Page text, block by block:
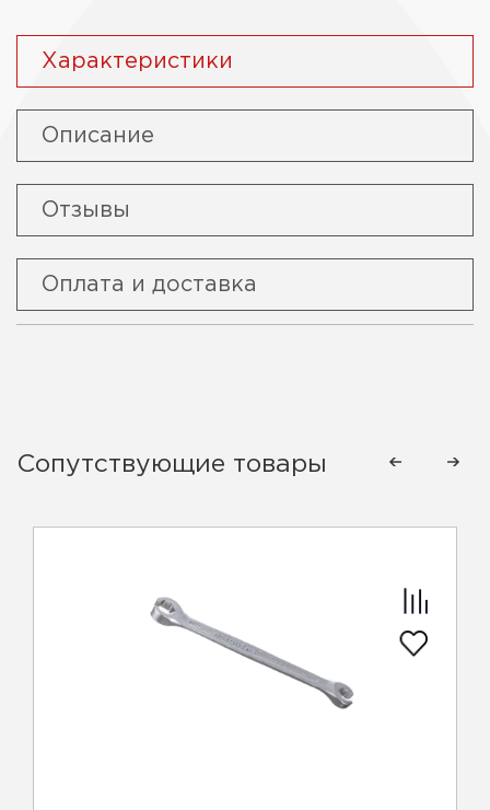
Характеристики
Описание
Отзывы
Оплата и доставка
Сопутствующие товары